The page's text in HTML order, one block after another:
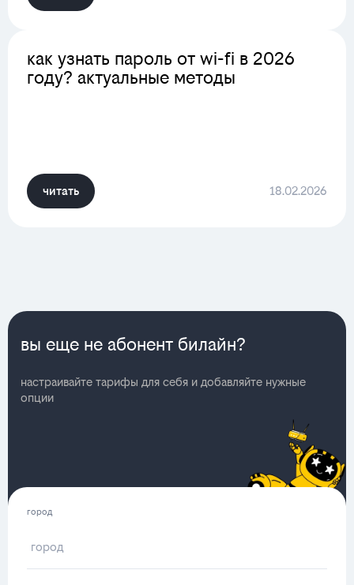
как узнать пароль от wi-fi в 2026
году? актуальные методы
читать 18.02.2026
вы еще не абонент билайн?
настраивайте тарифы для себя и добавляйте нужные
опции
город